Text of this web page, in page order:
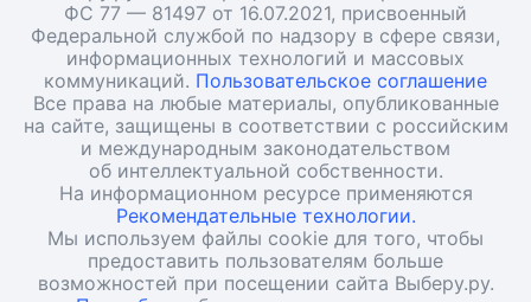
ФС 77 — 81497 от 16.07.2021, присвоенный
Федеральной службой по надзору в сфере связи,
информационных технологий и массовых
коммуникаций. Пользовательское соглашение
Все права на любые материалы, опубликованные
на сайте, защищены в соответствии с российским
и международным законодательством
об интеллектуальной собственности.
На информационном ресурсе применяются
Рекомендательные технологии.
Мы используем файлы cookie для того, чтобы
предоставить пользователям больше
возможностей при посещении сайта Выберу.ру.